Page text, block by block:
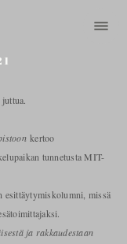
kertoo
tunnetusta MIT-
esittäytymiskolumni, missä
ja rakkaudestaan